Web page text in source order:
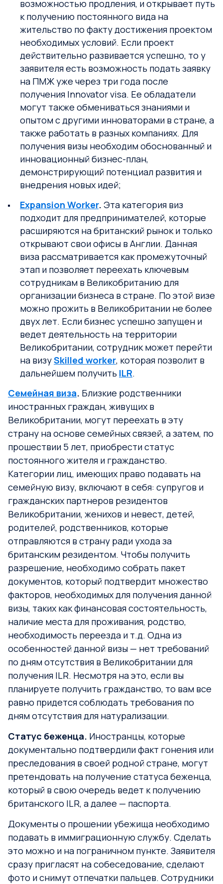
возможностью продления, и открывает путь
к получению постоянного вида на
жительство по факту достижения проектом
необходимых условий. Если проект
действительно развивается успешно, то у
заявителя есть возможность подать заявку
на ПМЖ уже через три года после
получения Innovator visa. Ее обладатели
могут также обмениваться знаниями и
опытом с другими инноваторами в стране, а
также работать в разных компаниях. Для
получения визы необходим обоснованный и
инновационный бизнес-план,
демонстрирующий потенциал развития и
внедрения новых идей;
Expansion Worker. Эта категория виз
подходит для предпринимателей, которые
расширяются на британский рынок и только
открывают свои офисы в Англии. Данная
виза рассматривается как промежуточный
этап и позволяет переехать ключевым
сотрудникам в Великобританию для
организации бизнеса в стране. По этой визе
можно прожить в Великобритании не более
двух лет. Если бизнес успешно запущен и
ведет деятельность на территории
Великобритании, сотрудник может перейти
на визуSkilled worker, которая позволит в
дальнейшем получить ILR.
Семейная виза. Близкие родственники
иностранных граждан, живущих в
Великобритании, могут переехать в эту
страну на основе семейных связей, а затем, по
прошествии 5 лет, приобрести статус
постоянного жителя и гражданство.
Категории лиц, имеющих право подавать на
семейную визу, включают в себя: супругов и
гражданских партнеров резидентов
Великобритании, женихов и невест, детей,
родителей, родственников, которые
отправляются в страну ради ухода за
британским резидентом. Чтобы получить
разрешение, необходимо собрать пакет
документов, который подтвердит множество
факторов, необходимых для получения данной
визы, таких как финансовая состоятельность,
наличие места для проживания, родство,
необходимость переезда и т.д. Одна из
особенностей данной визы — нет требований
по дням отсутствия в Великобритании для
получения ILR. Несмотря на это, если вы
планируете получить гражданство, то вам все
равно придется соблюдать требования по
дням отсутствия для натурализации.
Статус беженца. Иностранцы, которые
документально подтвердили факт гонения или
преследования в своей родной стране, могут
претендовать на получение статуса беженца,
который в свою очередь ведет к получению
британского ILR, а далее — паспорта.
Документы о прошении убежища необходимо
подавать в иммиграционную службу. Сделать
это можно и на пограничном пункте. Заявителя
сразу пригласят на собеседование, сделают
фото и снимут отпечатки пальцев. Сотрудники